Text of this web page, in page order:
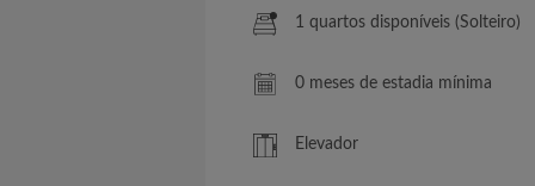
1 quartos disponíveis (Solteiro)
0 meses de estadia mínima
Elevador